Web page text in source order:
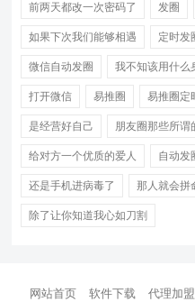
前两天都改一次密码了 发圈
如果下次我们能够相遇 定时发
微信自动发圈 我不知该用什么
打开微信 易推圈 易推圈定
是经营好自己 朋友圈那些所谓
给对方一个优质的爱人 自动发
还是手机进病毒了 那人就会拼
除了让你知道我心如刀割
网站首页 软件下载 代理加盟